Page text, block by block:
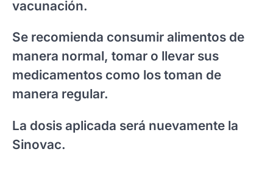
vacunación.
Se recomienda consumir alimentos de
manera normal, tomar o llevar sus
medicamentos como los toman de
manera regular.
La dosis aplicada será nuevamente la
Sinovac.